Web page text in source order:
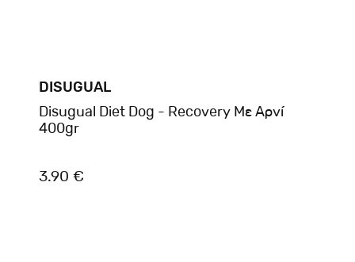
DISUGUAL
Disugual Diet Dog - Recovery Με Αρνί
400gr
3.90 €